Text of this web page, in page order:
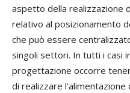
aspetto della realizzazione
relativo al posizionamento
che può essere
singoli settori. In tutti i casi
progettazione occorre
di realizzare